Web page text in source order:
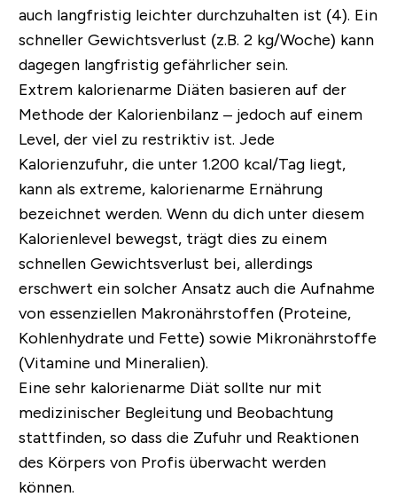
auch langfristig leichter durchzuhalten ist (4). Ein
schneller Gewichtsverlust (z.B. 2 kg/Woche) kann
dagegen langfristig gefährlicher sein.
Extrem kalorienarme Diäten basieren auf der
Methode der Kalorienbilanz – jedoch auf einem
Level, der viel zu restriktiv ist. Jede
Kalorienzufuhr, die unter 1.200 kcal/Tag liegt,
kann als extreme, kalorienarme Ernährung
bezeichnet werden. Wenn du dich unter diesem
Kalorienlevel bewegst, trägt dies zu einem
schnellen Gewichtsverlust bei, allerdings
erschwert ein solcher Ansatz auch die Aufnahme
von essenziellen Makronährstoffen (Proteine,
Kohlenhydrate und Fette) sowie Mikronährstoffe
(Vitamine und Mineralien).
Eine sehr kalorienarme Diät sollte nur mit
medizinischer Begleitung und Beobachtung
stattfinden, so dass die Zufuhr und Reaktionen
des Körpers von Profis überwacht werden
können.